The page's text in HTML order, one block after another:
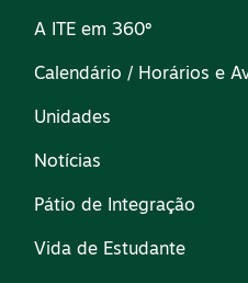
A ITE em 360º
Calendário / Horários e
Unidades
Notícias
Pátio de Integração
Vida de Estudante